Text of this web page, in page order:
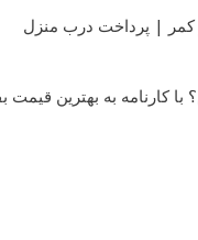
کمر | پرداخت درب منزل
با کارنامه به بهترین